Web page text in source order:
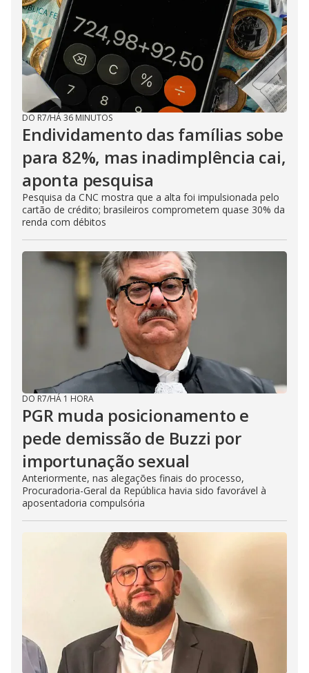
DO R7/HÁ 36 MINUTOS
Endividamento das famílias sobe
para 82%, mas inadimplência cai,
aponta pesquisa
Pesquisa da CNC mostra que a alta foi impulsionada pelo
cartão de crédito; brasileiros comprometem quase 30% da
renda com débitos
DO R7/HÁ 1 HORA
PGR muda posicionamento e
pede demissão de Buzzi por
importunação sexual
Anteriormente, nas alegações finais do processo,
Procuradoria-Geral da República havia sido favorável à
aposentadoria compulsória